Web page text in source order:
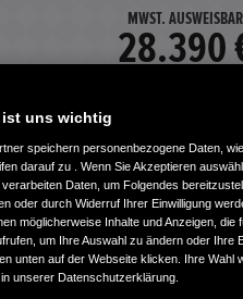
MWST. AUSWEISBAR
28.390
ist uns wichtig
speichern personenbezogene Daten,
darauf zu . Wenn Sie Akzeptieren
verarbeiten Daten, um Folgendes
oder durch Widerruf Ihrer Einwilligung
möglicherweise Inhalte und Anzeigen,
um Ihre Auswahl zu ändern oder Ihre
unten auf der Webseite klicken. Ihre
unserer Datenschutzerklärung.